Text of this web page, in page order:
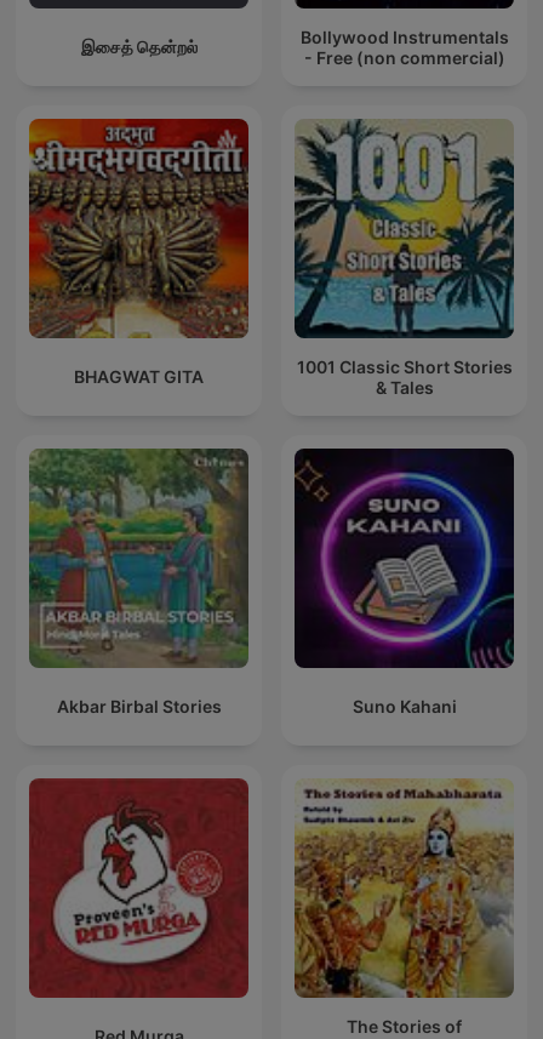
இசைத் தென்றல்
Bollywood Instrumentals
- Free (non commercial)
BHAGWAT GITA
1001 Classic Short Stories
& Tales
Akbar Birbal Stories Suno Kahani
The Stories of